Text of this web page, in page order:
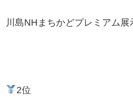
川島NHまちかどプレミアム展
2位